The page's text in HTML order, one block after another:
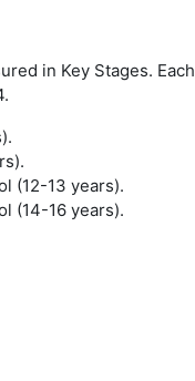
in Key Stages.
(12-13 years).
(14-16 years).